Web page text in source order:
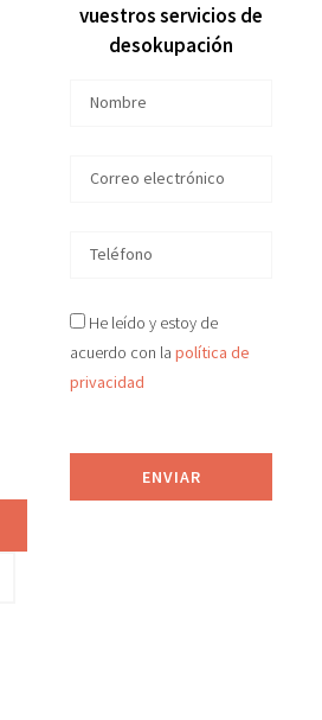
vuestros servicios de
desokupación
He leído y estoy de
acuerdo con lapolítica de
privacidad
ENVIAR